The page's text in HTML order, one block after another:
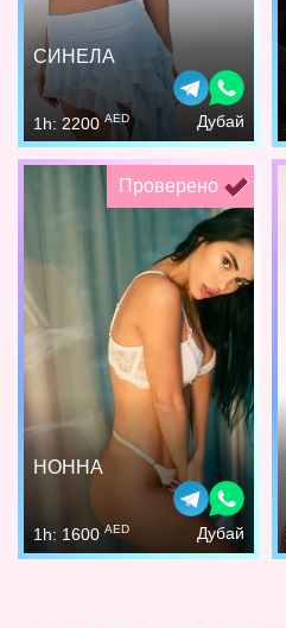
СИНЕЛА
1h: 2200AED Дубай
Проверено
НОННА
1h: 1600 AED Дубай